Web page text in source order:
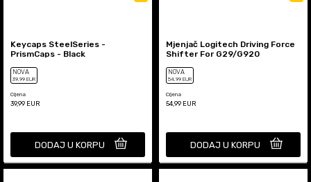
Keycaps SteelSeries -
PrismCaps - Black
NOVA
39,99 EUR
Cijena
39,99 EUR
DODAJ U KORPU
Mjenjač Logitech Driving Force
Shifter For G29/G920
NOVA
54,99 EUR
Cijena
54,99 EUR
DODAJ U KORPU